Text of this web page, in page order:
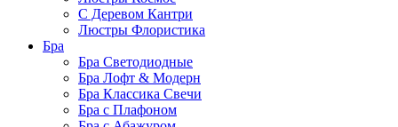
С Деревом Кантри
Люстры Флористика
Бра
Бра Светодиодные
Бра Лофт & Модерн
Бра Классика Свечи
Бра с Плафоном